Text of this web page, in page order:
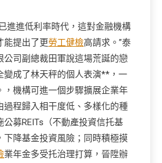
進進低利率時代，這對金融機構
能提出了更勞工健檢高請求。”泰
公司副總裁田軍說這場荒誕的戀
變成了林天秤的個人表演**，一
，機構可進一個步驟擴展企業年
過程歸入相干度低、多樣化的種
募REITs（不動產投資信托基
下降基金投資風險；同時積極摸
業年金多受托治理打算，晉陞辦